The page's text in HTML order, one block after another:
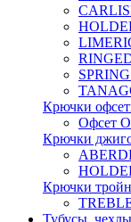
Крючки
Офсет
Крючки
Крючки
Тубусы,